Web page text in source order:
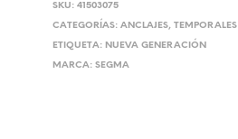
SKU:41503075
CATEGORÍAS:ANCLAJES,TEMPORALES
ETIQUETA: NUEVA GENERACIÓN
MARCA:SEGMA